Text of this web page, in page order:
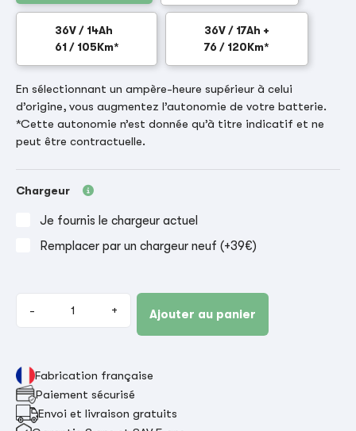
36V / 14Ah
61 / 105Km*
36V / 17Ah +
76 / 120Km*
En sélectionnant un ampère-heure supérieur à celui
d’origine, vous augmentez l’autonomie de votre batterie.
*Cette autonomie n’est donnée qu’à titre indicatif et ne
peut être contractuelle.
Chargeur
Je fournis le chargeur actuel
Remplacer par un chargeur neuf (+39€)
- + Ajouter au panier
Fabrication française
Paiement sécurisé
Envoi et livraison gratuits